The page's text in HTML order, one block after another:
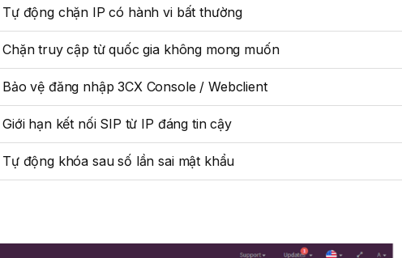
Tự động chặn IP có hành vi bất thường
Chặn truy cập từ quốc gia không mong muốn
Bảo vệ đăng nhập 3CX Console / Webclient
Giới hạn kết nối SIP từ IP đáng tin cậy
Tự động khóa sau số lần sai mật khẩu